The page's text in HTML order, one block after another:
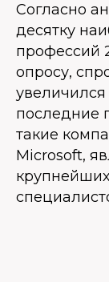
Согласно
десятку
профессий
опросу,
последние
такие
Microsoft,